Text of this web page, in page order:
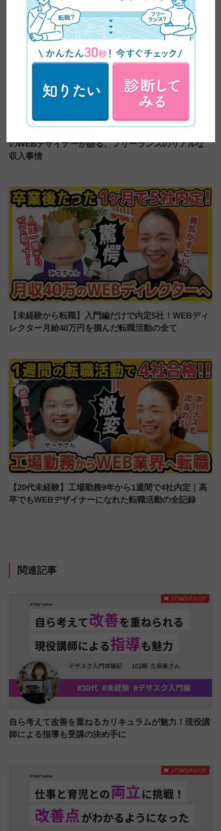
のWEBデザイナーが語る、フリーランスのリアルな
収入事情
【未経験から転職】入門編だけで内定5社！WEBディ
レクター月給40万円を掴んだ転職活動の全て
【20代未経験】工場勤務9年から1週間で4社内定｜高
卒でもWEBデザイナーになれた転職活動の全記録
関連記事
入門編受講生の声
自ら考えて改善を重ねるカリキュラムが魅力！現役講
師による指導も受講の決め手に
入門編受講生の声